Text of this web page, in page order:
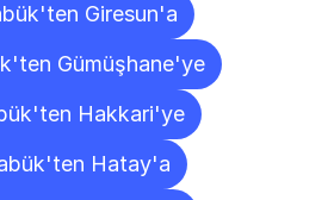
Giresun'a
Gümüşhane'ye
Hakkari'ye
Hatay'a